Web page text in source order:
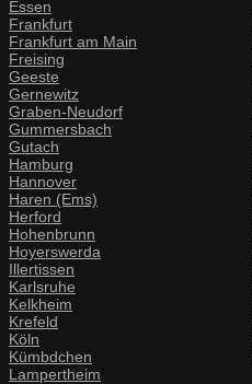
Essen
Frankfurt
Frankfurt am Main
Freising
Geeste
Gernewitz
Graben-Neudorf
Gummersbach
Gutach
Hamburg
Hannover
Haren (Ems)
Herford
Hohenbrunn
Hoyerswerda
Illertissen
Karlsruhe
Kelkheim
Krefeld
Köln
Kümbdchen
Lampertheim